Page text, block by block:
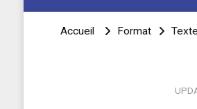
Accueil Format Texte